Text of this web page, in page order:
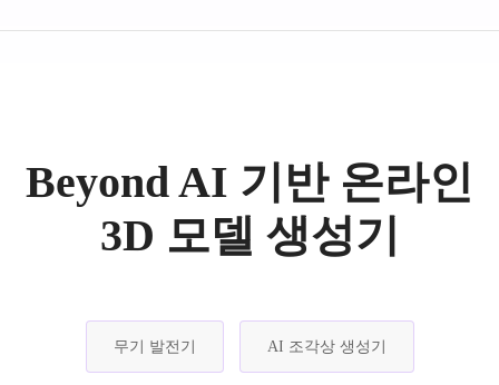
Beyond AI 기반 온라인
3D 모델 생성기
무기 발전기 AI 조각상 생성기